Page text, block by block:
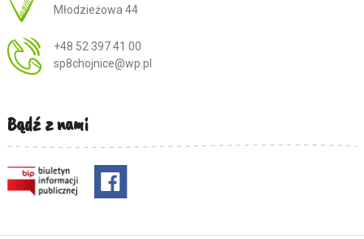
Młodzieżowa 44
+48 52 397 41 00
sp8chojnice@wp.pl
Bądź z nami